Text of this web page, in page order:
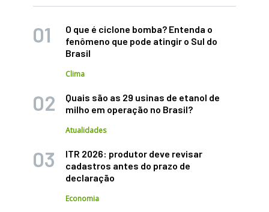
O que é ciclone bomba? Entenda o
fenômeno que pode atingir o Sul do
Brasil
Clima
Quais são as 29 usinas de etanol de
milho em operação no Brasil?
Atualidades
ITR 2026: produtor deve revisar
cadastros antes do prazo de
declaração
Economia